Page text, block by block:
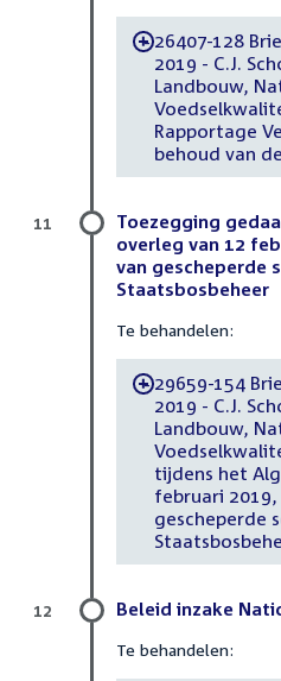
-26407-128
2019 - C.J.
Landbouw,
Rapportage
behoud van
Toezegging
overleg van 12
van gescheperde
Staatsbosbeheer
Te behandelen:
-29659-154
2019 - C.J.
Landbouw,
tijdens het
februari
gescheperde
11
Beleid inzake
Te behandelen:
12